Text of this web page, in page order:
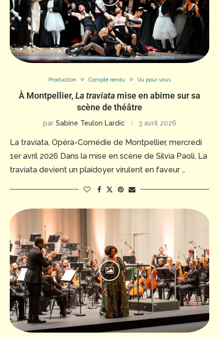
Production Compte rendu Vu pour vous
À Montpellier,La traviata mise en abime sur sa
scène de théâtre
par Sabine Teulon Lardic 3 avril 2026
La traviata, Opéra-Comédie de Montpellier, mercredi
1er avril 2026 Dans la mise en scène de Silvia Paoli, La
traviata devient un plaidoyer virulent en faveur …